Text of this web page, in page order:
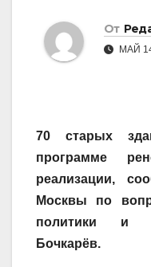
От
МАЙ
​70 старых
программе
реализации,
Москвы по
политики и
Бочкарёв.